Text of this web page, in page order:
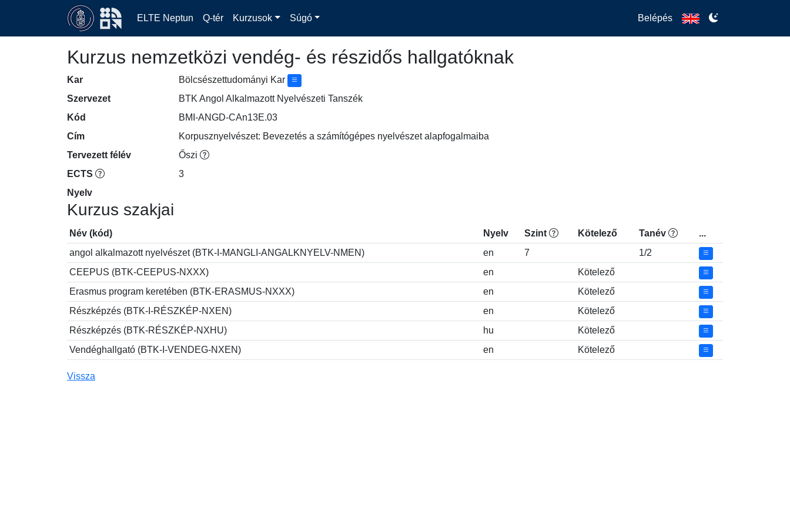
ELTE Neptun Q-tér Kurzusok Súgó Belépés
Kurzus nemzetközi vendég- és részidős hallgatóknak
Kar
Bölcsészettudományi Kar
Szervezet
BTK Angol Alkalmazott Nyelvészeti Tanszék
Kód
BMI-ANGD-CAn13E.03
Cím
Korpusznyelvészet: Bevezetés a számítógépes nyelvészet alapfogalmaiba
Tervezett félév
Őszi
ECTS
3
Nyelv
Kurzus szakjai
Név (kód) Nyelv Szint Kötelező Tanév
...
angol alkalmazott nyelvészet (BTK-I-MANGLI-ANGALKNYELV-NMEN)
en 7
1/2
CEEPUS (BTK-CEEPUS-NXXX)
en
Kötelező
Erasmus program keretében (BTK-ERASMUS-NXXX)
en
Kötelező
Részképzés (BTK-I-RÉSZKÉP-NXEN)
en
Kötelező
Részképzés (BTK-RÉSZKÉP-NXHU)
hu
Kötelező
Vendéghallgató (BTK-I-VENDEG-NXEN)
en Kötelező
Vissza